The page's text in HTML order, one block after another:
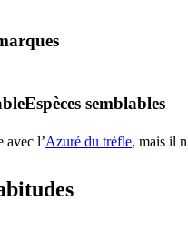
Espèces semblables
avec l’Azuré du trèfle, mais il